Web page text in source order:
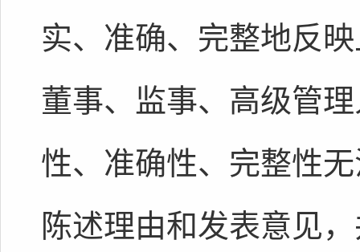
实、准确、完整地反
董事、监事、高级管
性、准确性、完整性
陈述理由和发表意见